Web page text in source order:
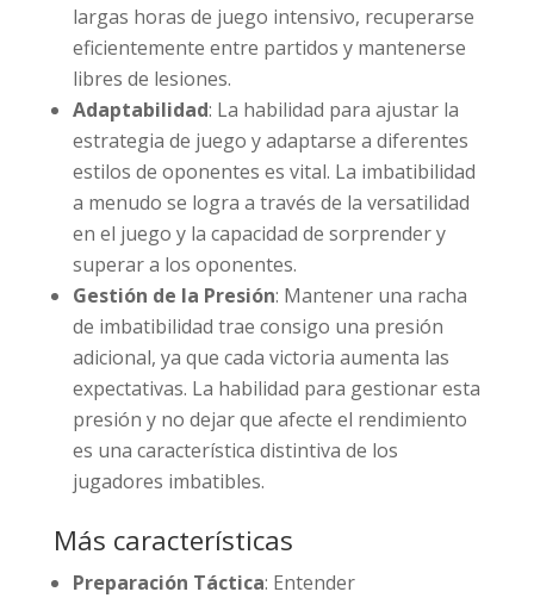
largas horas de juego intensivo, recuperarse
eficientemente entre partidos y mantenerse
libres de lesiones.
Adaptabilidad: La habilidad para ajustar la
estrategia de juego y adaptarse a diferentes
estilos de oponentes es vital. La imbatibilidad
a menudo se logra a través de la versatilidad
en el juego y la capacidad de sorprender y
superar a los oponentes.
Gestión de la Presión: Mantener una racha
de imbatibilidad trae consigo una presión
adicional, ya que cada victoria aumenta las
expectativas. La habilidad para gestionar esta
presión y no dejar que afecte el rendimiento
es una característica distintiva de los
jugadores imbatibles.
Más características
Preparación Táctica: Entender